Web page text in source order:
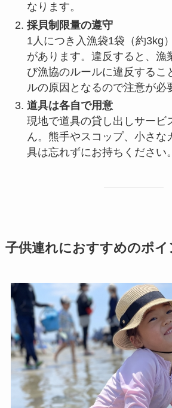
なります。
採貝制限量の遵守
1人につき入漁袋1袋（約3kg
があります。違反すると、漁
び漁協のルールに違反するこ
ルの原因となるので注意が必
道具は各自で用意
現地で道具の貸し出しサービ
ん。熊手やスコップ、小さな
具は忘れずにお持ちください。
子供連れにおすすめのポイ